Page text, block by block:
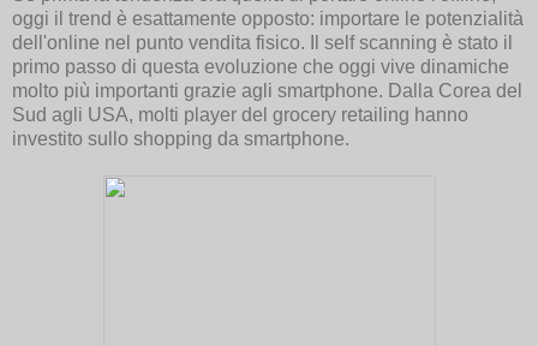
oggi il trend è esattamente opposto: importare le potenzialità
dell'online nel punto vendita fisico. Il self scanning è stato il
primo passo di questa evoluzione che oggi vive dinamiche
molto più importanti grazie agli smartphone. Dalla Corea del
Sud agli USA, molti player del grocery retailing hanno
investito sullo shopping da smartphone.